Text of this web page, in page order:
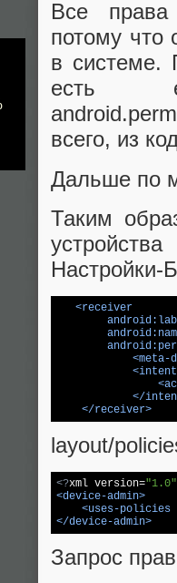
Все права
потому что
в системе.
есть
всего, из
Дальше по
Таким
Настройки-
<receiver
<meta-
<
<
</
</receiver>
layout/
<?xml version="1.0"
<device-admin>
<uses-policies
</device-admin>
Запрос